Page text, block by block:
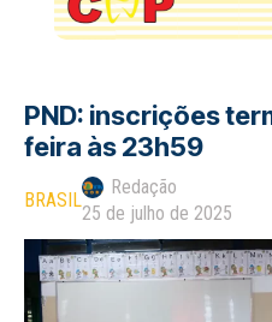
PND: inscrições
feira às 23h59
BRASIL
Redação
25 de julho de 2025